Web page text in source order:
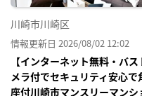
川崎市川崎区
情報更新日 2026/08/02 12:02
【インターネット無料・バ
メラ付でセキュリティ安心
座付川崎市マンスリーマン